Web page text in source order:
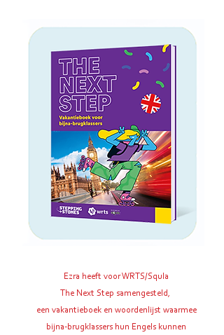
Ezra heeft voor WRTS/Squla
The Next Step samengesteld,
een vakantieboek en woordenlijst waarmee
bijna-brugklassers hun Engels kunnen